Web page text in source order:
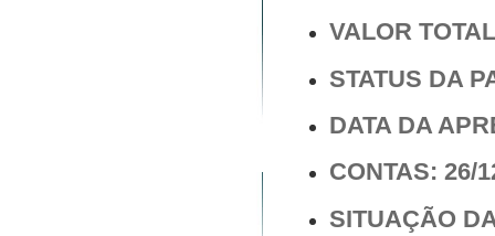
VALOR
STATUS DA
DATA DA
CONTAS: 26/
SITUAÇÃO